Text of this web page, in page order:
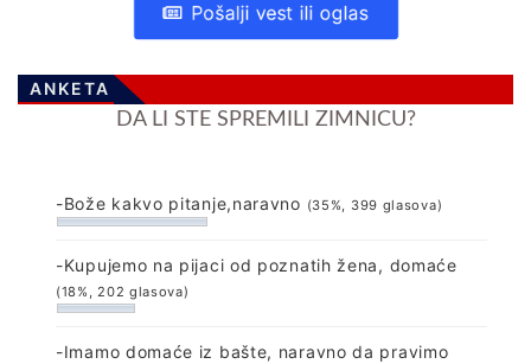
Pošalji vest ili oglas
ANKETA
DA LI STE SPREMILI ZIMNICU?
-Bože kakvo pitanje,naravno (35%, 399 glasova)
-Kupujemo na pijaci od poznatih žena, domaće
(18%, 202 glasova)
-Imamo domaće iz bašte, naravno da pravimo